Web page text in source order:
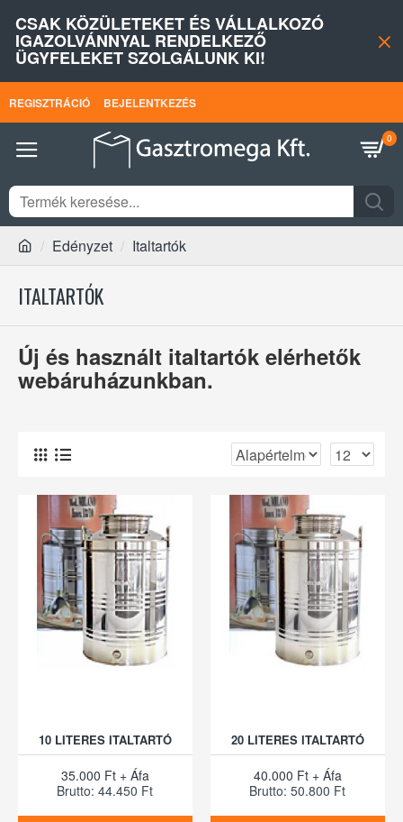
CSAK KÖZÜLETEKET ÉS VÁLLALKOZÓ
IGAZOLVÁNNYAL RENDELKEZŐ
ÜGYFELEKET SZOLGÁLUNK KI!
REGISZTRÁCIÓ BEJELENTKEZÉS
0
Edényzet Italtartók
ITALTARTÓK
Új és használt italtartók elérhetők
webáruházunkban.
10 LITERES ITALTARTÓ
35.000 Ft + Áfa
Brutto: 44.450 Ft
20 LITERES ITALTARTÓ
40.000 Ft + Áfa
Brutto: 50.800 Ft